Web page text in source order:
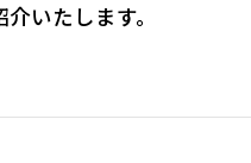
いたします。